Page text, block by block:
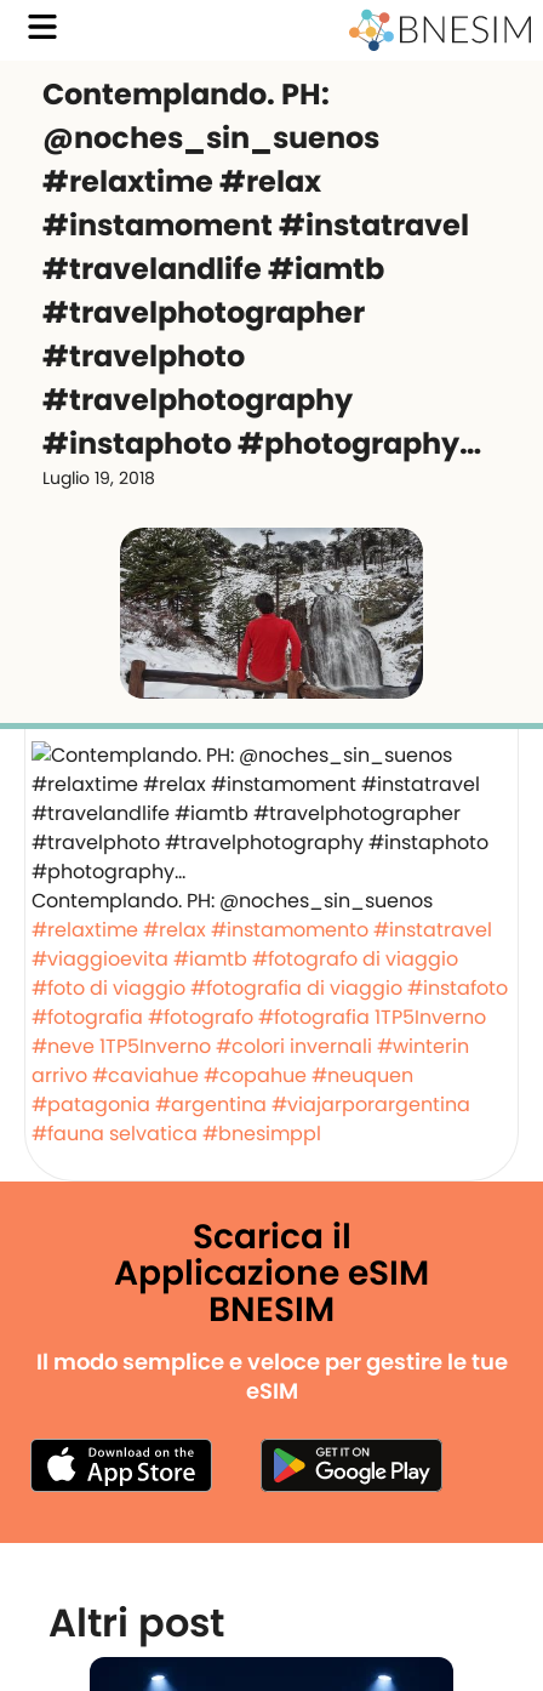
Contemplando. PH:
@noches_sin_suenos
#relaxtime #relax
#instamoment #instatravel
#travelandlife #iamtb
#travelphotographer
#travelphoto
#travelphotography
#instaphoto #photography…
Luglio 19, 2018
Contemplando. PH: @noches_sin_suenos
#relaxtime#relax#instamomento#instatravel
#viaggioevita #iamtb #fotografo di viaggio
#foto di viaggio#fotografia di viaggio#instafoto
#fotografia #fotografo#fotografia 1TP5Inverno
#neve1TP5Inverno#colori invernali #winterin
arrivo#caviahue#copahue#neuquen
#patagonia #argentina #viajarporargentina
#fauna selvatica #bnesimppl
Scarica il
Applicazione eSIM
BNESIM
Il modo semplice e veloce per gestire le tue
eSIM
Altri post